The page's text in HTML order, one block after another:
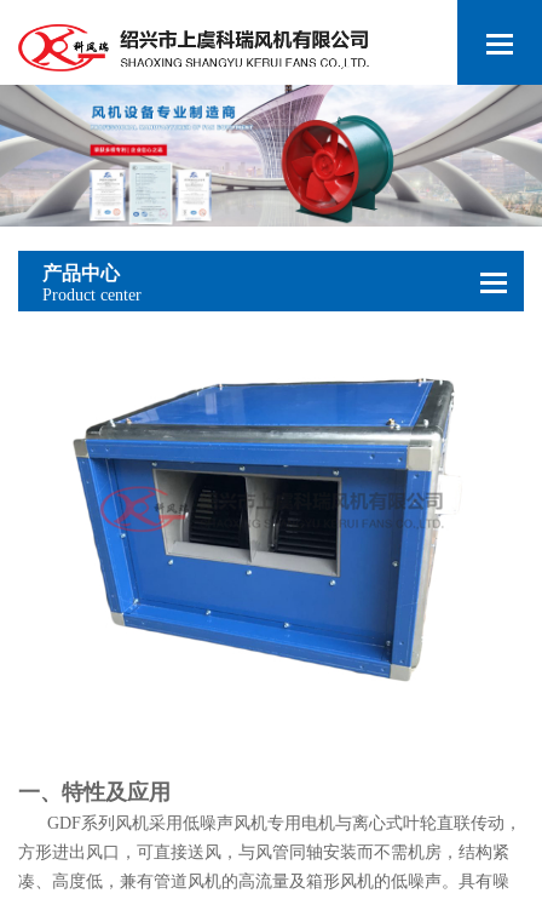
产品中心
Product center
一、特性及应用
GDF系列风机采用低噪声风机专用电机与离心式叶轮直联传动，
方形进出风口，可直接送风，与风管同轴安装而不需机房，结构紧
凑、高度低，兼有管道风机的高流量及箱形风机的低噪声。具有噪